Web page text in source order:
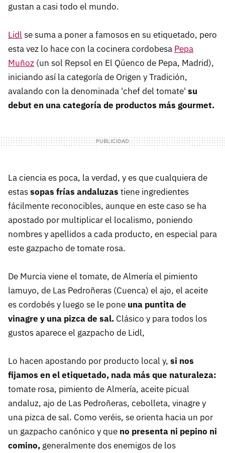
gustan a casi todo el mundo.
Lidlse suma a poner a famosos en su etiquetado, pero
esta vez lo hace con la cocinera cordobesa Pepa
Muñoz (un sol Repsol en El Qüenco de Pepa, Madrid),
iniciando así la categoría de Origen y Tradición,
avalando con la denominada 'chef del tomate' su
debut en una categoría de productos más gourmet.
La ciencia es poca, la verdad, y es que cualquiera de
estassopas frías andaluzas tiene ingredientes
fácilmente reconocibles, aunque en este caso se ha
apostado por multiplicar el localismo, poniendo
nombres y apellidos a cada producto, en especial para
este gazpacho de tomate rosa.
De Murcia viene el tomate, de Almería el pimiento
lamuyo, de Las Pedroñeras (Cuenca) el ajo, el aceite
es cordobés y luego se le pone una puntita de
vinagre y una pizca de sal. Clásico y para todos los
gustos aparece el gazpacho de Lidl,
Lo hacen apostando por producto local y, si nos
fijamos en el etiquetado, nada más que naturaleza:
tomate rosa, pimiento de Almería, aceite picual
andaluz, ajo de Las Pedroñeras, cebolleta, vinagre y
una pizca de sal. Como veréis, se orienta hacia un por
un gazpacho canónico y que no presenta ni pepino ni
comino, generalmente dos enemigos de los